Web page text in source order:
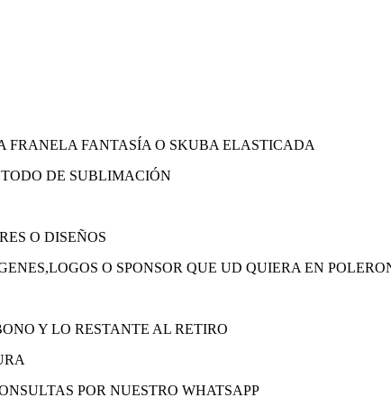
FRANELA FANTASÍA O SKUBA ELASTICADA
DE SUBLIMACIÓN
O DISEÑOS
O SPONSOR QUE UD QUIERA EN
Y LO RESTANTE AL RETIRO
POR NUESTRO WHATSAPP